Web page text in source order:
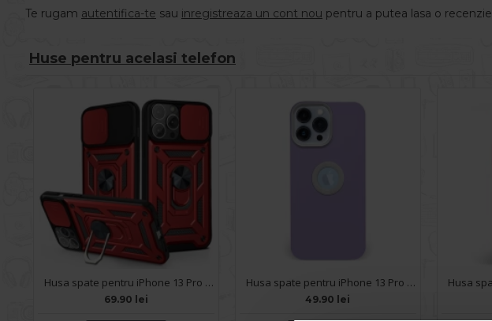
Te rugam autentifica-te sau inregistreaza un cont nou pentru a putea lasa o recenzie
Huse pentru acelasi telefon
Husa spate pentru iPhone 13 Pro Max - Slide Case Rosu
69.90 lei
Husa spate pentru iPhone 13 Pro Max - Circle Case Mov & Alb
49.90 lei